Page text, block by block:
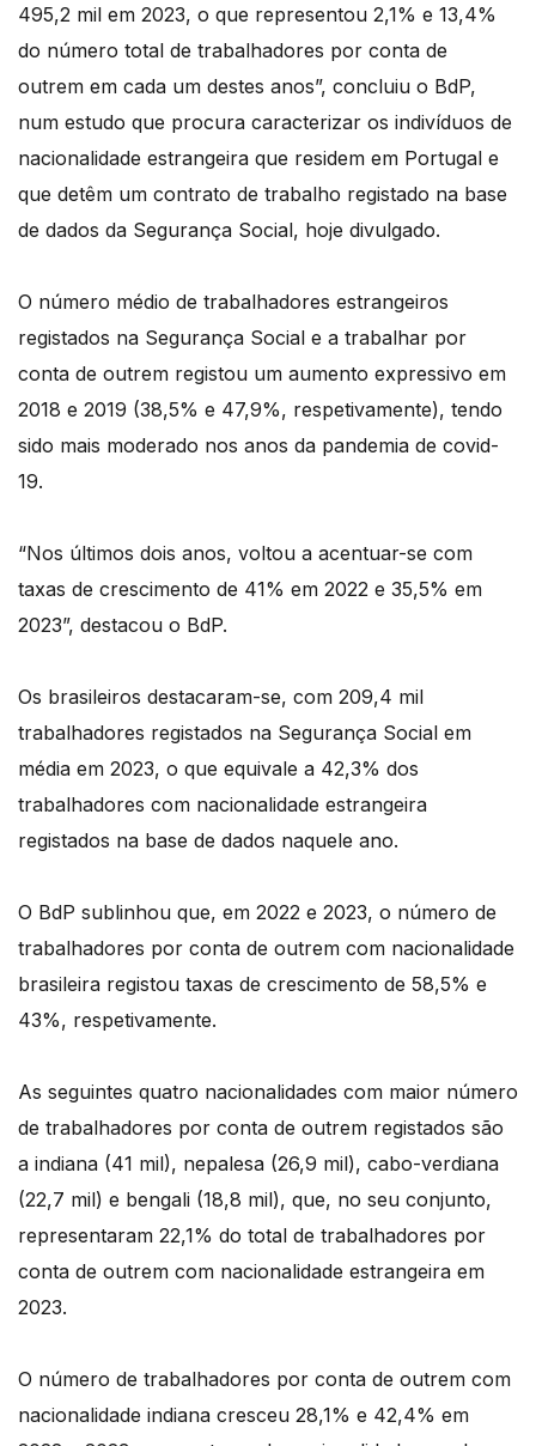
495,2 mil em 2023, o que representou 2,1% e 13,4%
do número total de trabalhadores por conta de
outrem em cada um destes anos”, concluiu o BdP,
num estudo que procura caracterizar os indivíduos de
nacionalidade estrangeira que residem em Portugal e
que detêm um contrato de trabalho registado na base
de dados da Segurança Social, hoje divulgado.
O número médio de trabalhadores estrangeiros
registados na Segurança Social e a trabalhar por
conta de outrem registou um aumento expressivo em
2018 e 2019 (38,5% e 47,9%, respetivamente), tendo
sido mais moderado nos anos da pandemia de covid-
19.
“Nos últimos dois anos, voltou a acentuar-se com
taxas de crescimento de 41% em 2022 e 35,5% em
2023”, destacou o BdP.
Os brasileiros destacaram-se, com 209,4 mil
trabalhadores registados na Segurança Social em
média em 2023, o que equivale a 42,3% dos
trabalhadores com nacionalidade estrangeira
registados na base de dados naquele ano.
O BdP sublinhou que, em 2022 e 2023, o número de
trabalhadores por conta de outrem com nacionalidade
brasileira registou taxas de crescimento de 58,5% e
43%, respetivamente.
As seguintes quatro nacionalidades com maior número
de trabalhadores por conta de outrem registados são
a indiana (41 mil), nepalesa (26,9 mil), cabo-verdiana
(22,7 mil) e bengali (18,8 mil), que, no seu conjunto,
representaram 22,1% do total de trabalhadores por
conta de outrem com nacionalidade estrangeira em
2023.
O número de trabalhadores por conta de outrem com
nacionalidade indiana cresceu 28,1% e 42,4% em